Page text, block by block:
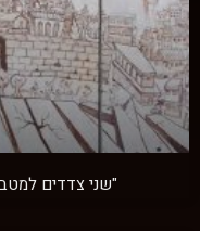
"שני צדדים